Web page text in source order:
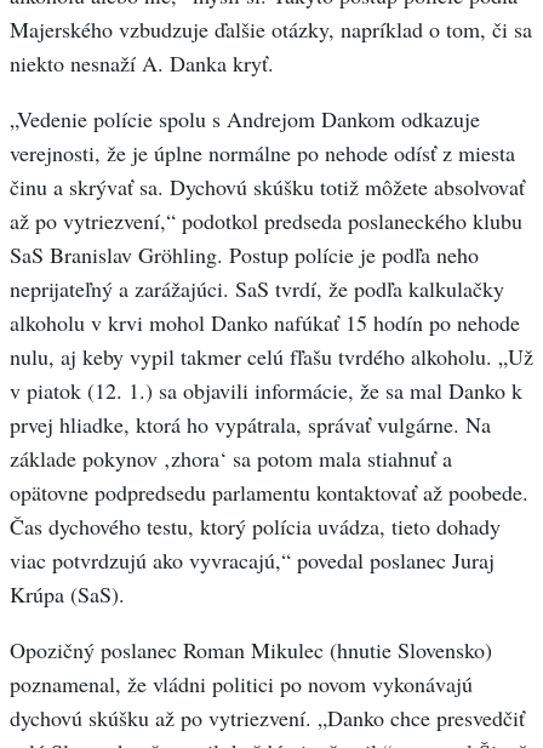
Majerského vzbudzuje ďalšie otázky, napríklad o tom, či sa
niekto nesnaží A. Danka kryť.
„Vedenie polície spolu s Andrejom Dankom odkazuje
verejnosti, že je úplne normálne po nehode odísť z miesta
činu a skrývať sa. Dychovú skúšku totiž môžete absolvovať
až po vytriezvení,“ podotkol predseda poslaneckého klubu
SaS Branislav Gröhling. Postup polície je podľa neho
neprijateľný a zarážajúci. SaS tvrdí, že podľa kalkulačky
alkoholu v krvi mohol Danko nafúkať 15 hodín po nehode
nulu, aj keby vypil takmer celú fľašu tvrdého alkoholu. „Už
v piatok (12. 1.) sa objavili informácie, že sa mal Danko k
prvej hliadke, ktorá ho vypátrala, správať vulgárne. Na
základe pokynov ‚zhora‘ sa potom mala stiahnuť a
opätovne podpredsedu parlamentu kontaktovať až poobede.
Čas dychového testu, ktorý polícia uvádza, tieto dohady
viac potvrdzujú ako vyvracajú,“ povedal poslanec Juraj
Krúpa (SaS).
Opozičný poslanec Roman Mikulec (hnutie Slovensko)
poznamenal, že vládni politici po novom vykonávajú
dychovú skúšku až po vytriezvení. „Danko chce presvedčiť